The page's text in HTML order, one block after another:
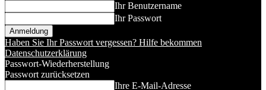
Ihr Benutzername
Ihr Passwort
Haben Sie Ihr Passwort vergessen? Hilfe bekommen
Datenschutzerklärung
Passwort-Wiederherstellung
Passwort zurücksetzen
Ihre E-Mail-Adresse